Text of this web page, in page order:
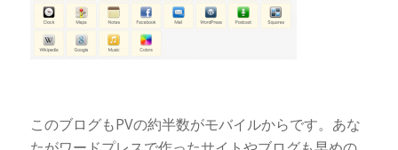
このブログもPVの約半数がモバイルからです。あな